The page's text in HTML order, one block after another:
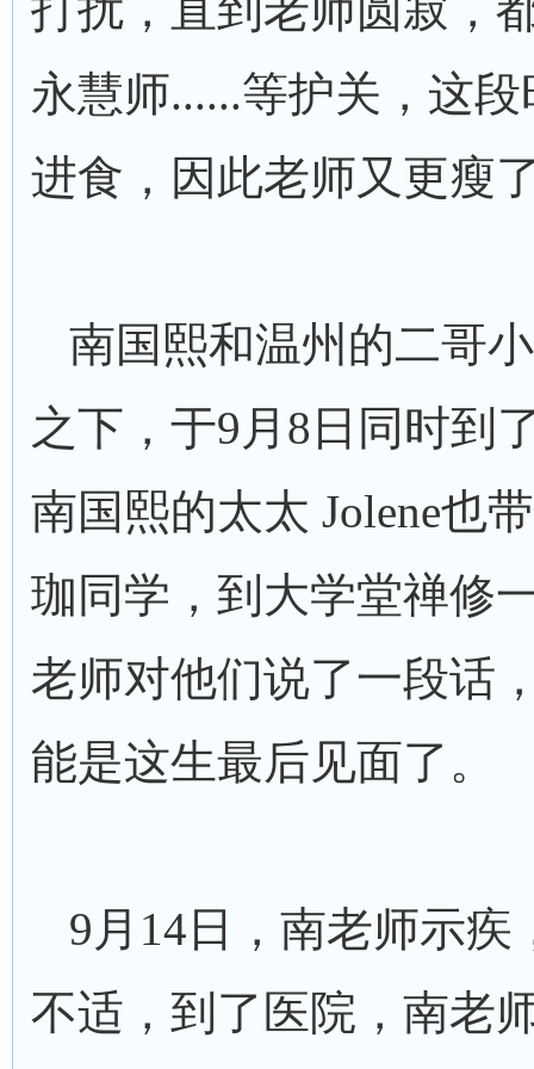
永慧师......等护关，这
进食，因此老师又更瘦
南国熙和温州的二哥
之下，于9月8日同时到
南国熙的太太 Jolene也
珈同学，到大学堂禅修
老师对他们说了一段话
能是这生最后见面了。
9月14日，南老师示疾
不适，到了医院，南老